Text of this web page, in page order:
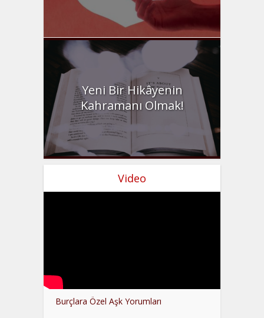
Yeni Bir Hikâyenin
Kahramanı Olmak!
Video
Burçlara Özel Aşk Yorumları